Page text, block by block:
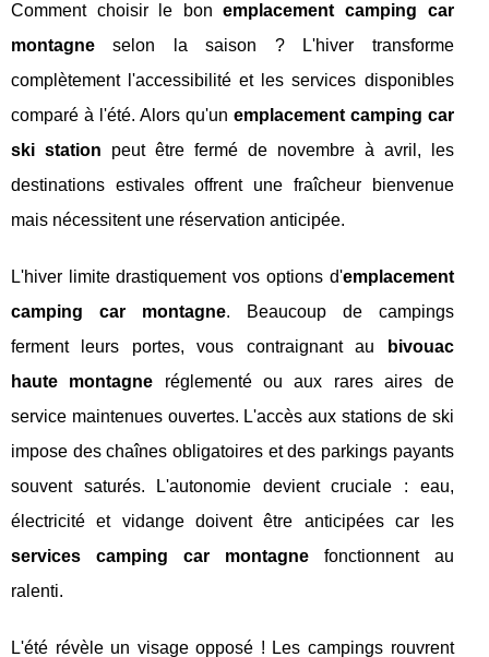
Comment choisir le bonemplacement camping car
montagne selon la saison ? L'hiver transforme
complètement l'accessibilité et les services disponibles
comparé à l'été. Alors qu'un emplacement camping car
ski station peut être fermé de novembre à avril, les
destinations estivales offrent une fraîcheur bienvenue
mais nécessitent une réservation anticipée.
L'hiver limite drastiquement vos options d'emplacement
camping car montagne. Beaucoup de campings
ferment leurs portes, vous contraignant au
bivouac
haute montagne réglementé ou aux rares aires de
service maintenues ouvertes. L'accès aux stations de ski
impose des chaînes obligatoires et des parkings payants
souvent saturés. L'autonomie devient cruciale : eau,
électricité et vidange doivent être anticipées car les
services camping car montagnefonctionnent au
ralenti.
L'été révèle un visage opposé ! Les campings rouvrent